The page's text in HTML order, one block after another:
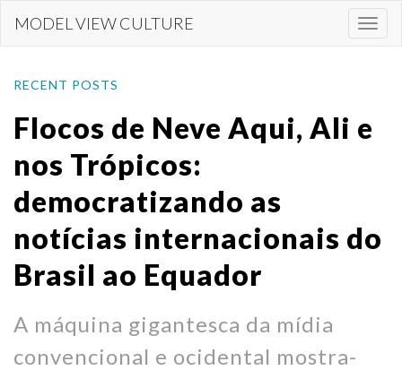
content
MODEL VIEW CULTURE
RECENT POSTS
Flocos de Neve Aqui, Ali e
nos Trópicos:
democratizando as
notícias internacionais do
Brasil ao Equador
A máquina gigantesca da mídia
convencional e ocidental mostra-